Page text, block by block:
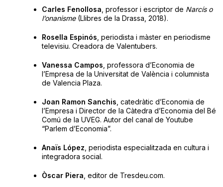
Carles Fenollosa , professor i escriptor de Narcís o
l’onanisme(Llibres de la Drassa, 2018).
Rosella Espinós , periodista i màster en periodisme
televisiu. Creadora de Valentubers.
Vanessa Campos , professora d’Economia de
l’Empresa de la Universitat de València i columnista
de Valencia Plaza.
Joan Ramon Sanchis , catedràtic d’Economia de
l’Empresa i Director de la Càtedra d’Economia del Bé
Comú de la UVEG. Autor del canal de Youtube
“Parlem d’Economia”.
Anaïs López , periodista especialitzada en cultura i
integradora social.
Òscar Piera , editor de Tresdeu.com.